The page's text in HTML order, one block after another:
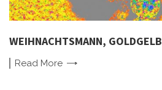
WEIHNACHTSMANN, GOLDGELB
Read More